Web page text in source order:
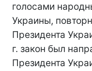
голосами
Украины,
Президента
г. закон был
Президента